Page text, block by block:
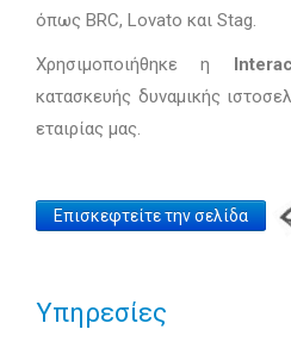
όπως BRC, Lovato και Stag.
Χρησιμοποιήθηκε η
κατασκευής δυναμικής
εταιρίας μας.
Website
Επισκεφτείτε την σελίδα
Υπηρεσίες